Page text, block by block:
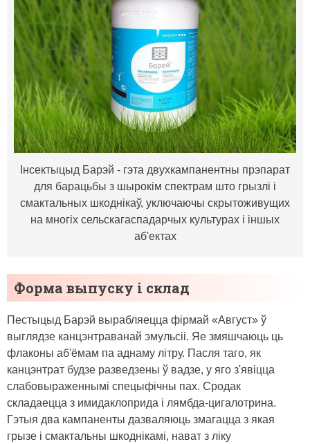
Інсектыцыд Барэй - гэта двухкампанентны прэпарат
для барацьбы з шырокім спектрам што грызлi і
смактальных шкоднікаў, уключаючы скрытоживущих
на многіх сельскагаспадарчых культурах і іншых
аб'ектах
Форма выпуску і склад
Пестыцыд Барэй вырабляецца фірмай «Август» ў
выглядзе канцэнтраванай эмульсіі. Яе змяшчаюць ць
флаконы аб'ёмам па аднаму літру. Пасля таго, як
канцэнтрат будзе разведзены ў вадзе, у яго з'явіцца
слабовыраженнымі спецыфічны пах. Сродак
складаецца з имидаклоприда і лямбда-цигалотрина.
Гэтыя два кампаненты дазваляюць змагацца з якая
грызе і смактальны шкоднікамі, нават з ліку